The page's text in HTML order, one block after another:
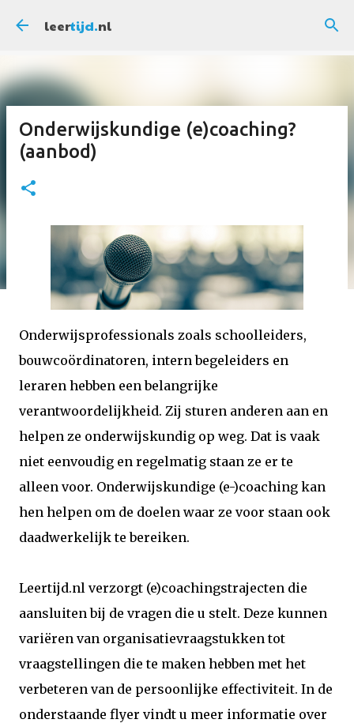
Doorgaan naar hoofdcontent
leertijd.nl
Onderwijskundige (e)coaching?
(aanbod)
Onderwijsprofessionals zoals schoolleiders,
bouwcoördinatoren, intern begeleiders en
leraren hebben een belangrijke
verantwoordelijkheid. Zij sturen anderen aan en
helpen ze onderwijskundig op weg. Dat is vaak
niet eenvoudig en regelmatig staan ze er te
alleen voor. Onderwijskundige (e-)coaching kan
hen helpen om de doelen waar ze voor staan ook
daadwerkelijk te bereiken.
Leertijd.nl verzorgt (e)coachingstrajecten die
aansluiten bij de vragen die u stelt. Deze kunnen
variëren van organisatievraagstukken tot
vraagstellingen die te maken hebben met het
verbeteren van de persoonlijke effectiviteit. In de
onderstaande flyer vindt u meer informatie over